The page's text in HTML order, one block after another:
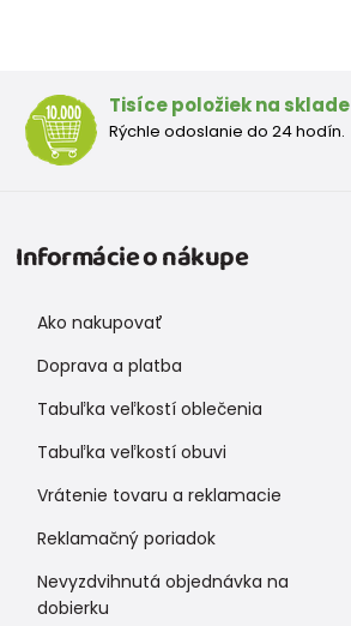
Tisíce položiek na sklade
Rýchle odoslanie do 24 hodín.
Informácie o nákupe
Ako nakupovať
Doprava a platba
Tabuľka veľkostí oblečenia
Tabuľka veľkostí obuvi
Vrátenie tovaru a reklamacie
Reklamačný poriadok
Nevyzdvihnutá objednávka na
dobierku